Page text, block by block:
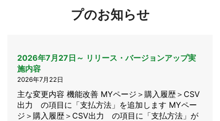
プのお知らせ
2026年7月27日～ リリース・バージョンアップ実
施内容
2026年7月22日
主な変更内容 機能改善 MYページ＞購入履歴＞CSV
出力 の項目に「支払方法」を追加します MYペー
ジ＞購入履歴＞CSV出力 の項目に「支払方法」が